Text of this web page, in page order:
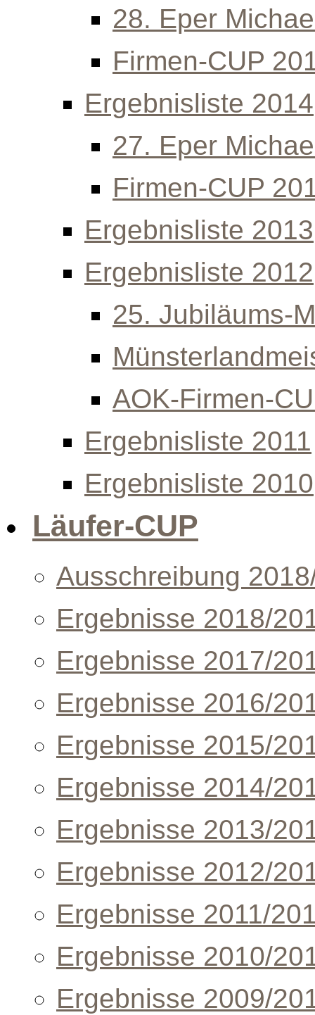
28. Eper
Firmen-CUP
Ergebnisliste 2014
27. Eper
Firmen-CUP
Ergebnisliste 2013
Ergebnisliste 2012
25. Jubiläums-
AOK-Firmen-
Ergebnisliste 2011
Ergebnisliste 2010
Läufer-CUP
Ausschreibung
Ergebnisse 2018/
Ergebnisse 2017/
Ergebnisse 2016/
Ergebnisse 2015/
Ergebnisse 2014/
Ergebnisse 2013/
Ergebnisse 2012/
Ergebnisse 2011/
Ergebnisse 2010/
Ergebnisse 2009/